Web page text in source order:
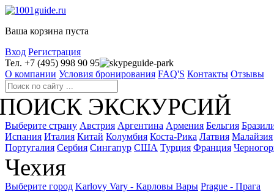
Ваша корзина пуста
Вход Регистрация
Тел. +7 (495) 998 90 95
guide-park
О компании Условия бронирования FAQ'S Контакты Отзывы
ЭКСКУРСИЙ
Выберите страну Австрия Аргентина Армения Бельгия
Испания Италия Китай Колумбия Коста-Рика Латвия Малайзия
Португалия Сербия Сингапур США Турция Франция
Чехия
Выберите город Karlovy Vary - Карловы Вары Prague - Прага